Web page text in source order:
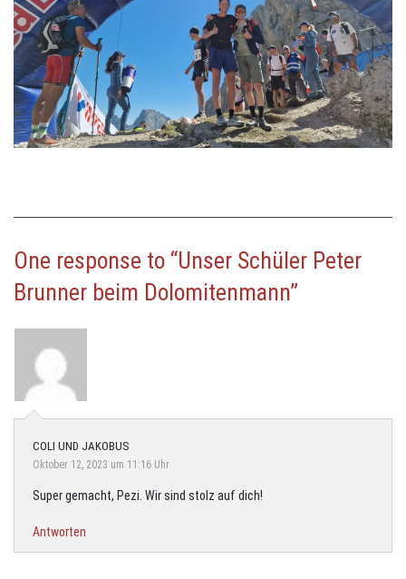
One response to “Unser Schüler Peter
Brunner beim Dolomitenmann”
COLI UND JAKOBUS
Oktober 12, 2023 um 11:16 Uhr
Super gemacht, Pezi. Wir sind stolz auf dich!
Antworten